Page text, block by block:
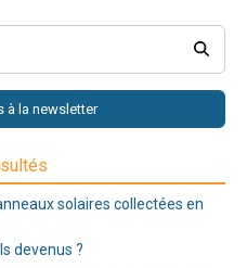
à la newsletter
solaires collectées en
devenus ?